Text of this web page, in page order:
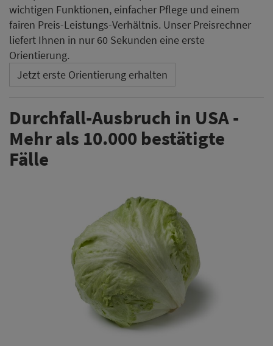
wichtigen Funktionen, einfacher Pflege und einem
fairen Preis-Leistungs-Verhältnis. Unser Preisrechner
liefert Ihnen in nur 60 Sekunden eine erste
Orientierung.
Jetzt erste Orientierung erhalten
Durchfall-Ausbruch in USA -
Mehr als 10.000 bestätigte
Fälle